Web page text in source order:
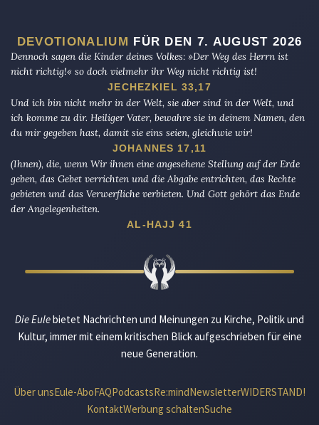
DEVOTIONALIUM FÜR DEN 7. AUGUST 2026
Dennoch sagen die Kinder deines Volkes: »Der Weg des Herrn ist
nicht richtig!« so doch vielmehr ihr Weg nicht richtig ist!
JECHEZKIEL 33,17
Und ich bin nicht mehr in der Welt, sie aber sind in der Welt, und
ich komme zu dir. Heiliger Vater, bewahre sie in deinem Namen, den
du mir gegeben hast, damit sie eins seien, gleichwie wir!
JOHANNES 17,11
(Ihnen), die, wenn Wir ihnen eine angesehene Stellung auf der Erde
geben, das Gebet verrichten und die Abgabe entrichten, das Rechte
gebieten und das Verwerfliche verbieten. Und Gott gehört das Ende
der Angelegenheiten.
AL-HAJJ 41
Die Eulebietet Nachrichten und Meinungen zu Kirche, Politik und
Kultur, immer mit einem kritischen Blick aufgeschrieben für eine
neue Generation.
Über unsEule-AboFAQPodcastsRe:mindNewsletterWIDERSTAND!
KontaktWerbung schaltenSuche